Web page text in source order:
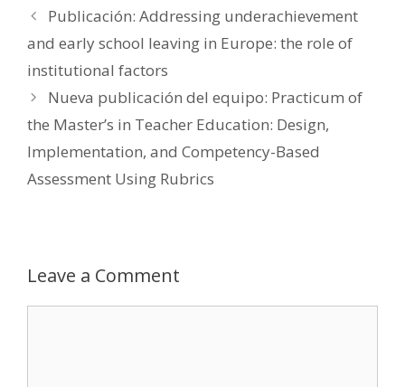
Publicación: Addressing underachievement
and early school leaving in Europe: the role of
institutional factors
Nueva publicación del equipo: Practicum of
the Master’s in Teacher Education: Design,
Implementation, and Competency-Based
Assessment Using Rubrics
Leave a Comment